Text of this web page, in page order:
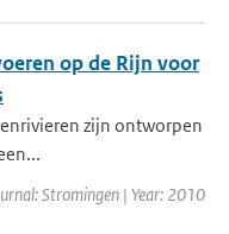
op de Rijn voor
zijn ontworpen
Stromingen | Year: 2010